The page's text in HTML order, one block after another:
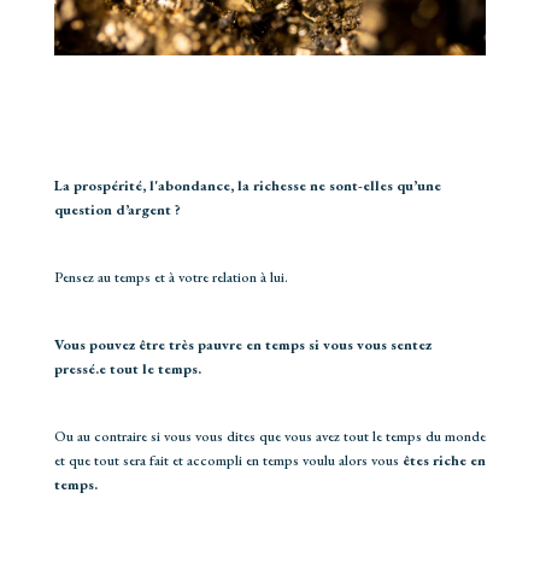
La prospérité, l'abondance, la richesse ne sont-elles qu’une
question d’argent ?
Pensez au temps et à votre relation à lui.
Vous pouvez être très pauvre en temps si vous vous sentez
pressé.e tout le temps.
Ou au contraire si vous vous dites que vous avez tout le temps du monde
et que tout sera fait et accompli en temps voulu alors vous êtes riche en
temps.